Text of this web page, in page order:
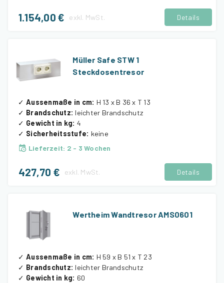
1.154,00 € exkl. MwSt. Details
Müller Safe STW 1
Steckdosentresor
✓ Aussenmaße in cm: H 13 x B 36 x T 13
✓ Brandschutz: leichter Brandschutz
✓ Gewicht in kg: 4
✓ Sicherheitsstufe: keine
Lieferzeit: 2 - 3 Wochen
427,70 € exkl. MwSt. Details
Wertheim Wandtresor AMS0601
✓ Aussenmaße in cm: H 59 x B 51 x T 23
✓ Brandschutz: leichter Brandschutz
✓ Gewicht in kg: 60